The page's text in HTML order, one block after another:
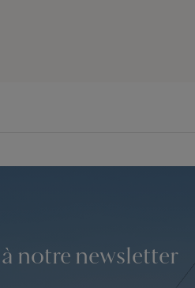
notre newsletter